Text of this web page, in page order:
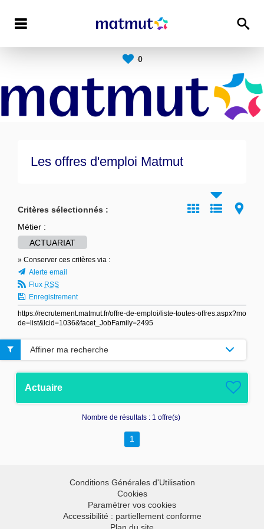
0
Les offres d'emploi Matmut
Critères sélectionnés :
Métier :
ACTUARIAT
» Conserver ces critères via :
Alerte email
Flux RSS
Enregistrement
https://recrutement.matmut.fr/offre-de-emploi/liste-toutes-offres.aspx?mo
de=list&lcid=1036&facet_JobFamily=2495
Actuaire
Affiner ma recherche
Nombre de résultats : 1 offre(s)
1
Conditions Générales d'Utilisation
Cookies
Paramétrer vos cookies
Accessibilité : partiellement conforme